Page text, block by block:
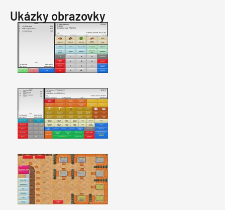
Ukázky obrazovky